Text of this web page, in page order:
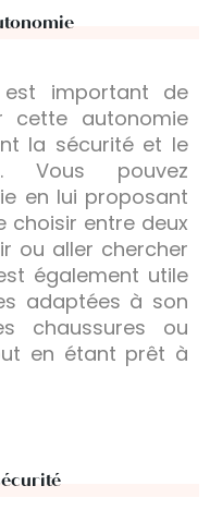
important de
cette autonomie
la sécurité et le
Vous pouvez
en lui proposant
choisir entre deux
ou aller chercher
également utile
adaptées à son
chaussures ou
en étant prêt à